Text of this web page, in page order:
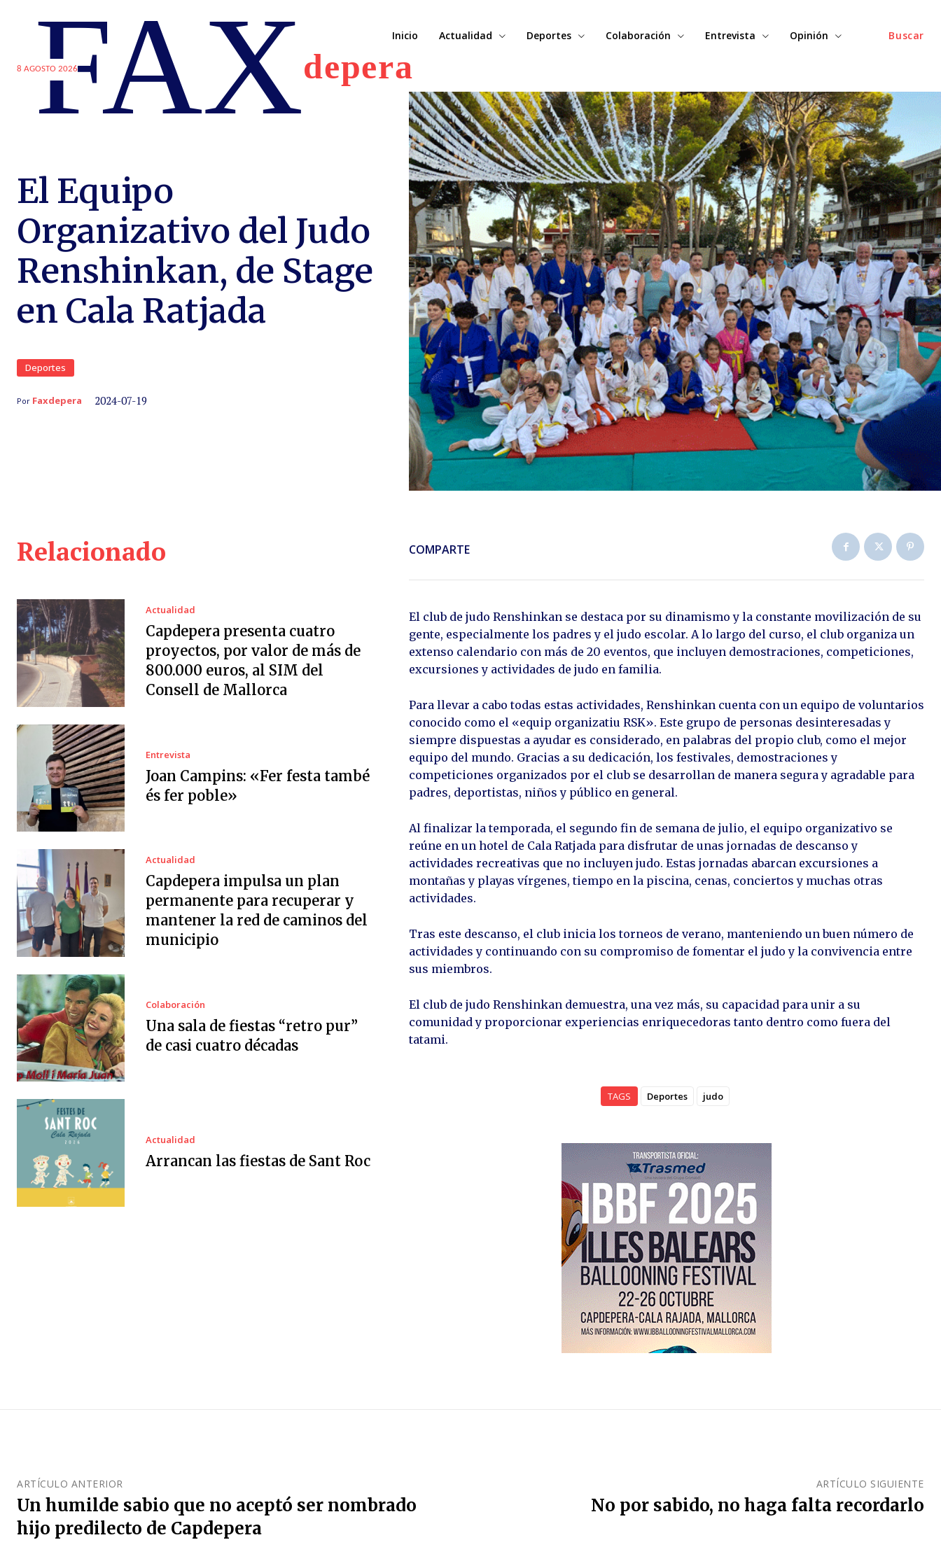
8 AGOSTO 2026
FAXdepera
Buscar
Inicio Actualidad Deportes Colaboración Entrevista Opinión
El Equipo
Organizativo del Judo
Renshinkan, de Stage
en Cala Ratjada
Deportes
Por Faxdepera 2024-07-19
Relacionado
Actualidad
Capdepera presenta cuatro
proyectos, por valor de más de
800.000 euros, al SIM del
Consell de Mallorca
Entrevista
Joan Campins: «Fer festa també
és fer poble»
Actualidad
Capdepera impulsa un plan
permanente para recuperar y
mantener la red de caminos del
municipio
Colaboración
Una sala de fiestas “retro pur”
de casi cuatro décadas
Actualidad
Arrancan las fiestas de Sant Roc
COMPARTE
El club de judo Renshinkan se destaca por su dinamismo y la constante movilización de su
gente, especialmente los padres y el judo escolar. A lo largo del curso, el club organiza un
extenso calendario con más de 20 eventos, que incluyen demostraciones, competiciones,
excursiones y actividades de judo en familia.
Para llevar a cabo todas estas actividades, Renshinkan cuenta con un equipo de voluntarios
conocido como el «equip organizatiu RSK». Este grupo de personas desinteresadas y
siempre dispuestas a ayudar es considerado, en palabras del propio club, como el mejor
equipo del mundo. Gracias a su dedicación, los festivales, demostraciones y
competiciones organizados por el club se desarrollan de manera segura y agradable para
padres, deportistas, niños y público en general.
Al finalizar la temporada, el segundo fin de semana de julio, el equipo organizativo se
reúne en un hotel de Cala Ratjada para disfrutar de unas jornadas de descanso y
actividades recreativas que no incluyen judo. Estas jornadas abarcan excursiones a
montañas y playas vírgenes, tiempo en la piscina, cenas, conciertos y muchas otras
actividades.
Tras este descanso, el club inicia los torneos de verano, manteniendo un buen número de
actividades y continuando con su compromiso de fomentar el judo y la convivencia entre
sus miembros.
El club de judo Renshinkan demuestra, una vez más, su capacidad para unir a su
comunidad y proporcionar experiencias enriquecedoras tanto dentro como fuera del
tatami.
TAGS Deportes judo
ARTÍCULO ANTERIOR
Un humilde sabio que no aceptó ser nombrado
hijo predilecto de Capdepera
ARTÍCULO SIGUIENTE
No por sabido, no haga falta recordarlo